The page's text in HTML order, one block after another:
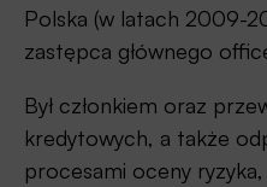
Polska (w latach 2009-
zastępca głównego
Był członkiem oraz
kredytowych, a także
procesami oceny